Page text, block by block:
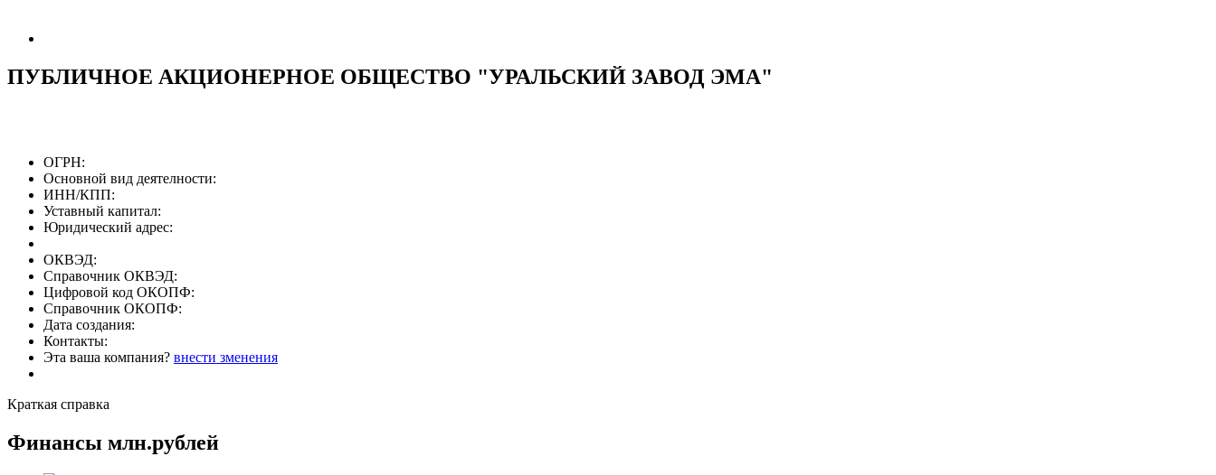
ПУБЛИЧНОЕ АКЦИОНЕРНОЕ ОБЩЕСТВО "УРАЛЬСКИЙ ЗАВОД ЭМА"
ОГРН:
Основной вид деятелности:
ИНН/КПП:
Уставный капитал:
Юридический адрес:
ОКВЭД:
Справочник ОКВЭД:
Цифровой код ОКОПФ:
Справочник ОКОПФ:
Дата создания:
Контакты:
Эта ваша компания? внести зменения
Краткая справка
Финансы млн.рублей